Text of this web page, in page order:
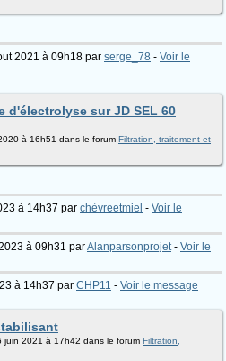
2021 à 09h18 par serge_78 - Voir le
d'électrolyse sur JD SEL 60
à 16h51 dans le forum Filtration, traitement et
à 14h37 par chèvreetmiel - Voir le
à 09h31 parAlanparsonprojet- Voir le
à 14h37 par CHP11 - Voir le message
juin 2021 à 17h42 dans le forum Filtration,